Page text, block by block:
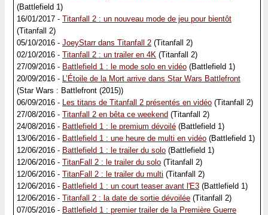
(Battlefield 1)
16/01/2017 - Titanfall 2 : un nouveau mode de jeu pour bientôt
(Titanfall 2)
05/10/2016 - JoeyStarr dans Titanfall 2 (Titanfall 2)
02/10/2016 - Titanfall 2 : un trailer en 4K (Titanfall 2)
27/09/2016 - Battlefield 1 : le mode solo en vidéo (Battlefield 1)
20/09/2016 - L’Étoile de la Mort arrive dans Star Wars Battlefront
(Star Wars : Battlefront (2015))
06/09/2016 - Les titans de Titanfall 2 présentés en vidéo (Titanfall 2)
27/08/2016 - Titanfall 2 en bêta ce weekend (Titanfall 2)
24/08/2016 - Battlefield 1 : le premium dévoilé (Battlefield 1)
13/06/2016 - Battlefield 1 : une heure de multi en vidéo (Battlefield 1)
12/06/2016 - Battlefield 1 : le trailer du solo (Battlefield 1)
12/06/2016 - TitanFall 2 : le trailer du solo (Titanfall 2)
12/06/2016 - TitanFall 2 : le trailer du multi (Titanfall 2)
12/06/2016 - Battlefield 1 : un court teaser avant l'E3 (Battlefield 1)
12/06/2016 - Titanfall 2 : la date de sortie dévoilée (Titanfall 2)
07/05/2016 - Battlefield 1 : premier trailer de la Première Guerre